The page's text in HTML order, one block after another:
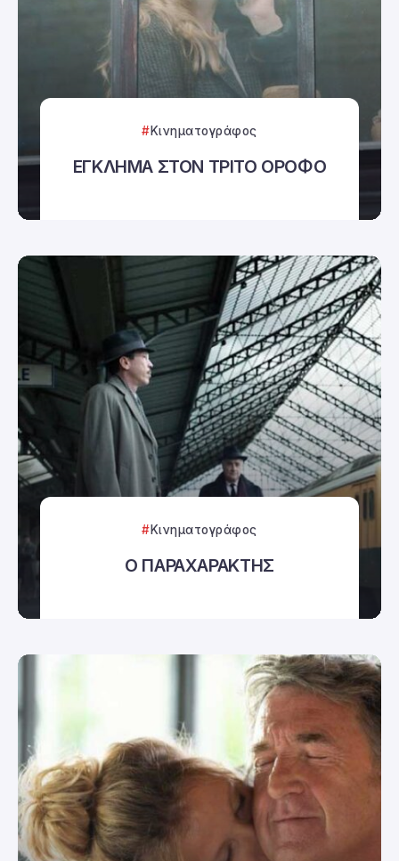
Κινηματογράφος
ΕΓΚΛΗΜΑ ΣΤΟΝ ΤΡΙΤΟ ΟΡΟΦΟ
Κινηματογράφος
Ο ΠΑΡΑΧΑΡΑΚΤΗΣ